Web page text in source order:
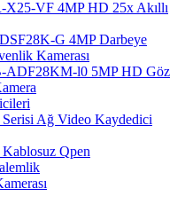
X25-VF 4MP HD 25x Akıllı
G 4MP Darbeye
Kamerası
ADF28KM-l0 5MP HD Göz
Ağ Video Kaydedici
Qpen